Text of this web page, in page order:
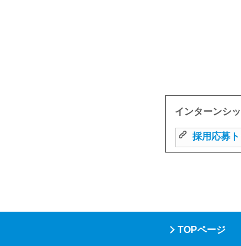
インターンシ
採用応募
TOPページ